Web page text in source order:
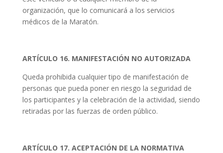
organización, que lo comunicará a los servicios
médicos de la Maratón.
ARTÍCULO 16. MANIFESTACIÓN NO AUTORIZADA
Queda prohibida cualquier tipo de manifestación de
personas que pueda poner en riesgo la seguridad de
los participantes y la celebración de la actividad, siendo
retiradas por las fuerzas de orden público.
ARTÍCULO 17. ACEPTACIÓN DE LA NORMATIVA